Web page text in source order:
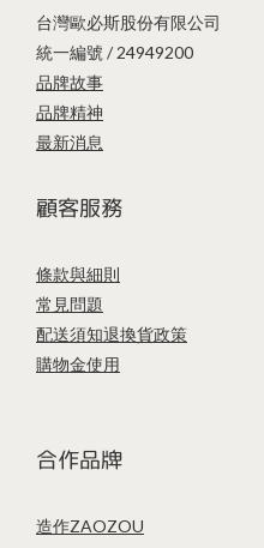
台灣歐必斯股份有限公司
統一編號 / 24949200
品牌故事
品牌精神
最新消息
顧客服務
條款與細則
常見問題
配送須知退換貨政策
購物金使用
合作品牌
造作ZAOZOU